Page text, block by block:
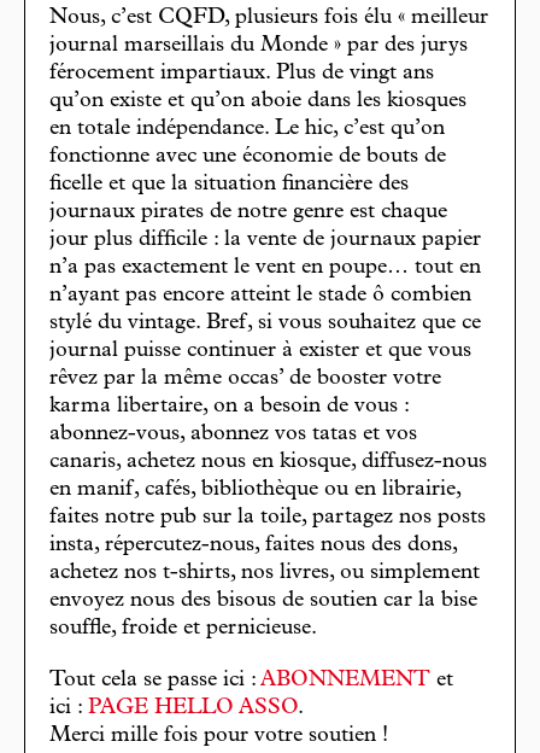
Nous, c’est CQFD, plusieurs fois élu « meilleur
journal marseillais du Monde » par des jurys
férocement impartiaux. Plus de vingt ans
qu’on existe et qu’on aboie dans les kiosques
en totale indépendance. Le hic, c’est qu’on
fonctionne avec une économie de bouts de
ficelle et que la situation financière des
journaux pirates de notre genre est chaque
jour plus difficile : la vente de journaux papier
n’a pas exactement le vent en poupe… tout en
n’ayant pas encore atteint le stade ô combien
stylé du vintage. Bref, si vous souhaitez que ce
journal puisse continuer à exister et que vous
rêvez par la même occas’ de booster votre
karma libertaire, on a besoin de vous :
abonnez-vous, abonnez vos tatas et vos
canaris, achetez nous en kiosque, diffusez-nous
en manif, cafés, bibliothèque ou en librairie,
faites notre pub sur la toile, partagez nos posts
insta, répercutez-nous, faites nous des dons,
achetez nos t-shirts, nos livres, ou simplement
envoyez nous des bisous de soutien car la bise
souffle, froide et pernicieuse.
Tout cela se passe ici : ABONNEMENT et
ici : PAGE HELLO ASSO.
Merci mille fois pour votre soutien !